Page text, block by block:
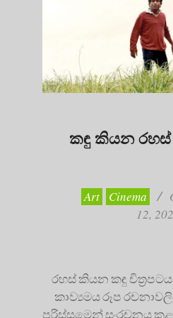
කඳු කියන රහස්
Art Cinema
12,
රහස් කියන කඳු
කාව්‍යමය රූප
පරිස්සමෙන් සංරචනය